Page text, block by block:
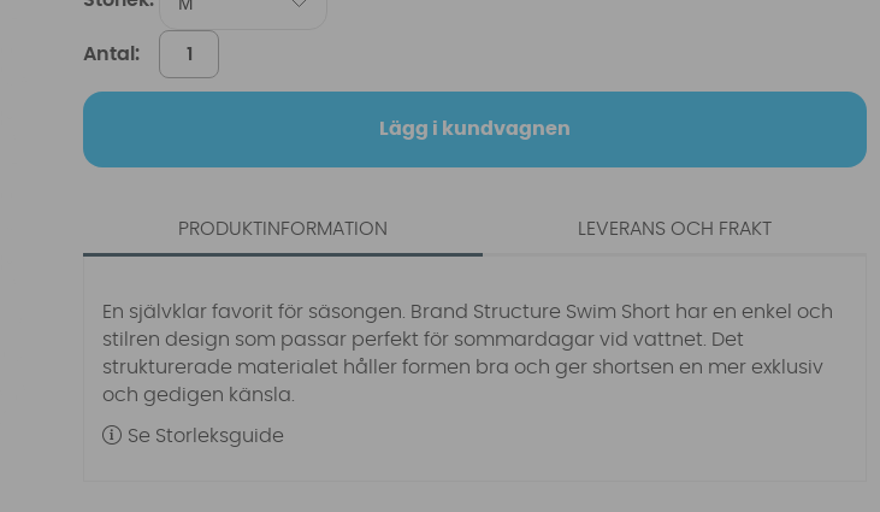
Antal:
Lägg i kundvagnen
PRODUKTINFORMATION
En självklar favorit för säsongen. Brand Structure Swim Short har en enkel och
stilren design som passar perfekt för sommardagar vid vattnet. Det
strukturerade materialet håller formen bra och ger shortsen en mer exklusiv
och gedigen känsla.
Se Storleksguide
LEVERANS OCH FRAKT